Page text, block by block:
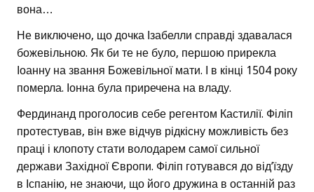
вона…
Не виключено, що дочка Ізабелли справді здавалася
божевільною. Як би те не було, першою прирекла
Іоанну на звання Божевільної мати. І в кінці 1504 року
померла. Іонна була приречена на владу.
Фердинанд проголосив себе регентом Кастилії. Філіп
протестував, він вже відчув рідкісну можливість без
праці і клопоту стати володарем самої сильної
держави Західної Європи. Філіп готувався до від’їзду
в Іспанію, не знаючи, що його дружина в останній раз